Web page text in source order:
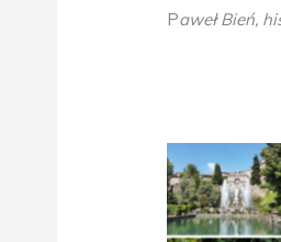
Paweł Bień,